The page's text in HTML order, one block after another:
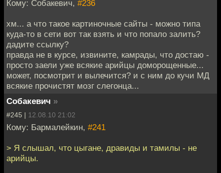
Кому: Собакевич, #236
хм... а что такое картиночные сайты - можно типа
куда-то в сети вот так взять и что попало залить?
дадите ссылку?
правда не в курсе, извините, камрады, что достаю -
просто заели уже всякие арийцы доморощенные...
может, посмотрит и вылечится? и с ним до кучи МД
всякие прочистят мозг слегонца...
Собакевич »
#245 | 12.08.10 21:02
Кому: Бармалейкин, #241
> Я слышал, что цыгане, дравиды и тамилы - не
арийцы.